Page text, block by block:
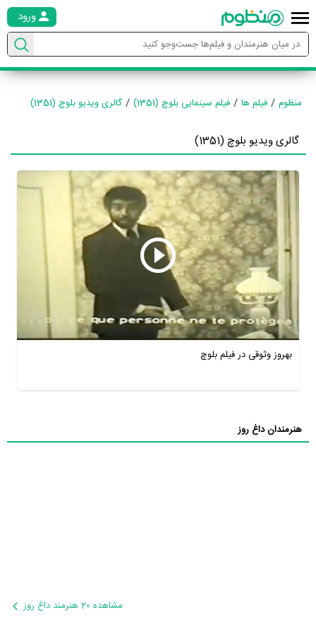
ورود
منظوم فیلم ها فیلم سینمایی بلوچ (1351) گالری ویدیو بلوچ (1351)
گالری ویدیو بلوچ (1351)
بهروز وثوقی در فیلم بلوچ
هنرمندان داغ روز
مشاهده 20 هنرمند داغ روز